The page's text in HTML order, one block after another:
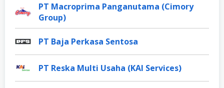
PT Macroprima Panganutama (Cimory
Group)
PT Baja Perkasa Sentosa
PT Reska Multi Usaha (KAI Services)